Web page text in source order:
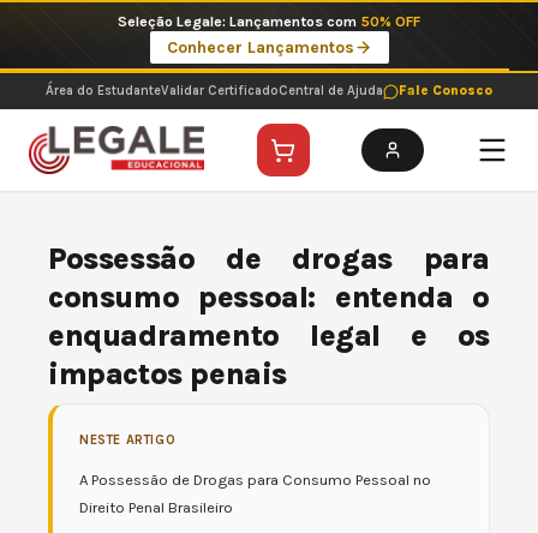
o
conteúdo
Imperdíveis no Pix: Pós Selecionadas a 199 reais no pix em parcela única
Ver ofertas
Área do EstudanteValidar CertificadoCentral de Ajuda Fale Conosco
Possessão de drogas para
consumo pessoal: entenda o
enquadramento legal e os
impactos penais
NESTE ARTIGO
A Possessão de Drogas para Consumo Pessoal no
Direito Penal Brasileiro